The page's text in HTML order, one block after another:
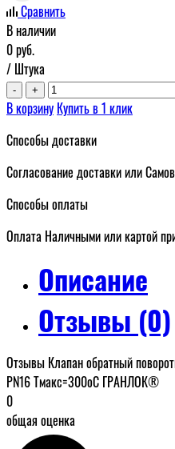
Сравнить
В наличии
0руб.
/ Штука
- +
В корзину Купить в 1 клик
Способы доставки
Согласование доставки или
Способы оплаты
Оплата Наличными или картой
Описание
Отзывы (0)
Отзывы Клапан обратный
PN16 Tмакс=300оС ГРАНЛОК®
0
общая оценка